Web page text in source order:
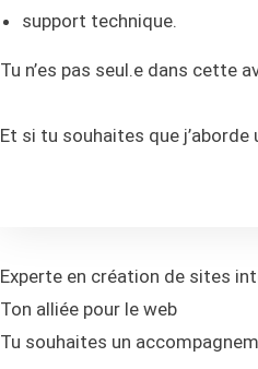
support technique.
Tu n’es pas seul.e dans cette
Et si tu souhaites que
Experte en création de sites
Ton alliée pour le web
Tu souhaites un